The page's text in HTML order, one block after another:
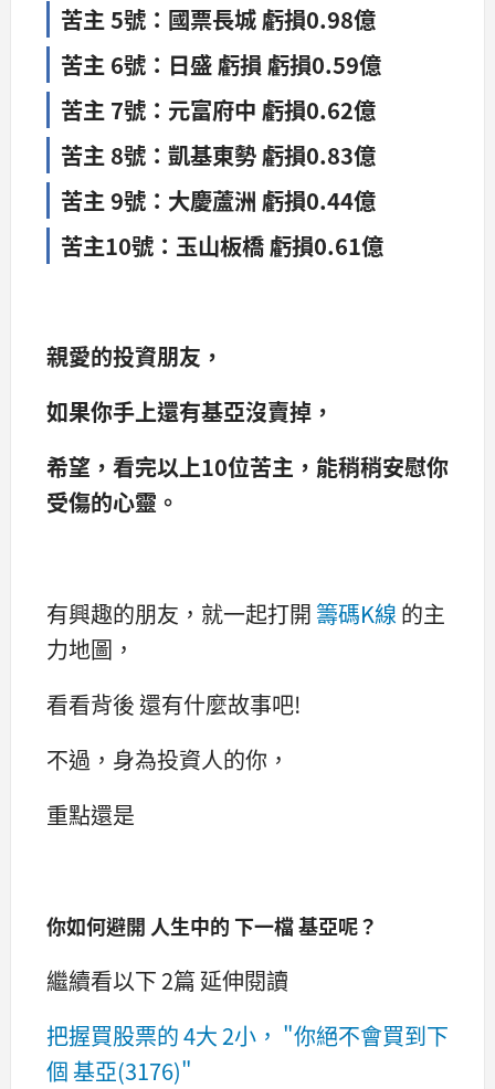
苦主 5號：國票長城 虧損0.98億
苦主 6號：日盛 虧損 虧損0.59億
苦主 7號：元富府中 虧損0.62億
苦主 8號：凱基東勢 虧損0.83億
苦主 9號：大慶蘆洲 虧損0.44億
苦主10號：玉山板橋 虧損0.61億
親愛的投資朋友，
如果你手上還有基亞沒賣掉，
希望，看完以上10位苦主，能稍稍安慰你
受傷的心靈。
有興趣的朋友，就一起打開 籌碼K線 的主
力地圖，
看看背後 還有什麼故事吧!
不過，身為投資人的你，
重點還是
你如何避開 人生中的 下一檔 基亞呢？
繼續看以下 2篇 延伸閱讀
把握買股票的 4大 2小， "你絕不會買到下
個 基亞(3176)"